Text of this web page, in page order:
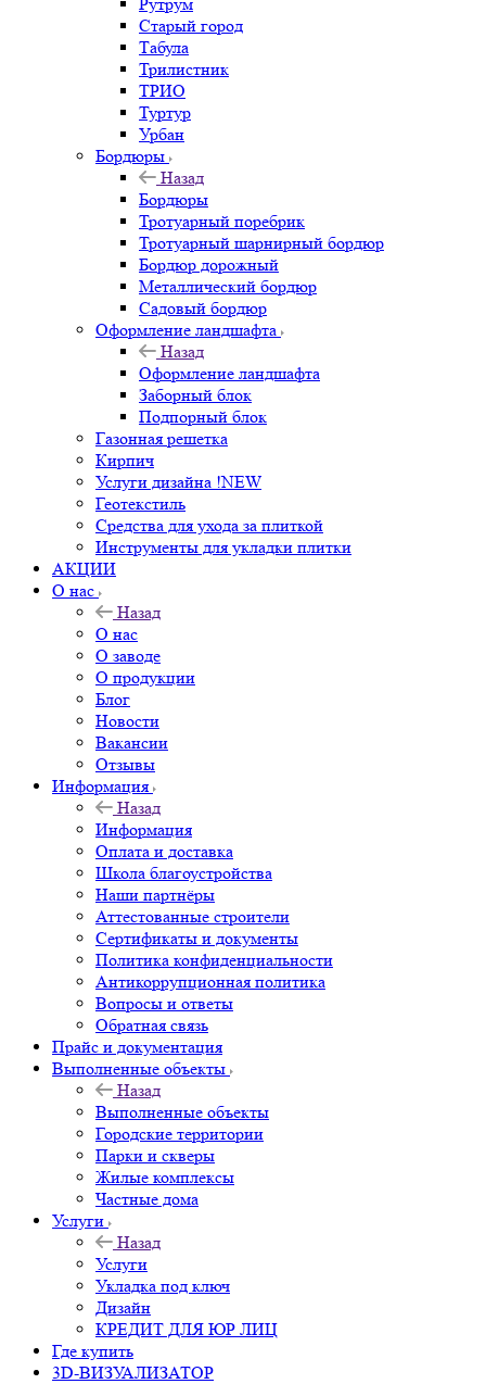
Старый город
Табула
Трилистник
ТРИО
Туртур
Урбан
Бордюры
Назад
Бордюры
Тротуарный поребрик
Тротуарный шарнирный бордюр
Бордюр дорожный
Металлический бордюр
Садовый бордюр
Оформление ландшафта
Назад
Оформление ландшафта
Заборный блок
Подпорный блок
Газонная решетка
Кирпич
Услуги дизайна !NEW
Геотекстиль
Средства для ухода за плиткой
Инструменты для укладки плитки
АКЦИИ
О нас
Назад
О нас
О заводе
О продукции
Блог
Новости
Вакансии
Отзывы
Информация
Назад
Информация
Оплата и доставка
Школа благоустройства
Наши партнёры
Аттестованные строители
Сертификаты и документы
Политика конфиденциальности
Антикоррупционная политика
Вопросы и ответы
Обратная связь
Прайс и документация
Выполненные объекты
Назад
Выполненные объекты
Городские территории
Парки и скверы
Жилые комплексы
Частные дома
Услуги
Назад
Услуги
Укладка под ключ
Дизайн
КРЕДИТ ДЛЯ ЮР ЛИЦ
Где купить
3D-ВИЗУАЛИЗАТОР